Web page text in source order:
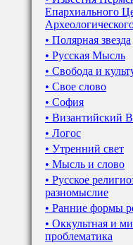
Епархиального
• Полярная звезда
• Русская Мысль
• Свобода и
• Свое слово
• София
• Византийский
• Логос
• Утренний свет
• Мысль и слово
• Русское
разномыслие
• Ранние формы
• Оккультная и
проблематика